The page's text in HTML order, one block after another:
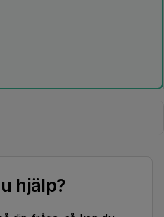
hjälp?